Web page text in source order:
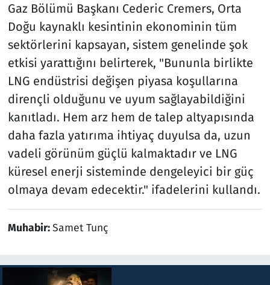
Gaz Bölümü Başkanı Cederic Cremers, Orta
Doğu kaynaklı kesintinin ekonominin tüm
sektörlerini kapsayan, sistem genelinde şok
etkisi yarattığını belirterek, "Bununla birlikte
LNG endüstrisi değişen piyasa koşullarına
dirençli olduğunu ve uyum sağlayabildiğini
kanıtladı. Hem arz hem de talep altyapısında
daha fazla yatırıma ihtiyaç duyulsa da, uzun
vadeli görünüm güçlü kalmaktadır ve LNG
küresel enerji sisteminde dengeleyici bir güç
olmaya devam edecektir." ifadelerini kullandı.
Muhabir:Samet Tunç